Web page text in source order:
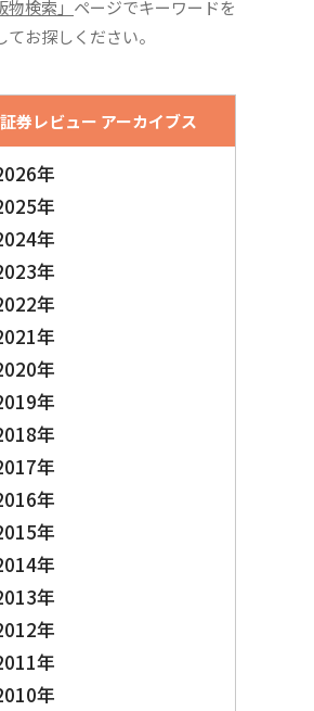
物検索」 ページでキーワードを
てお探しください。
証券レビュー アーカイブス
年
年
年
年
年
年
年
年
年
年
年
年
年
年
年
年
年